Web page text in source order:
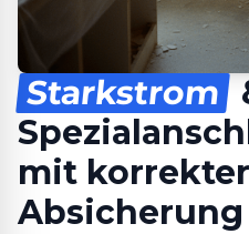
Starkstrom
mit korrekter
Absicherung